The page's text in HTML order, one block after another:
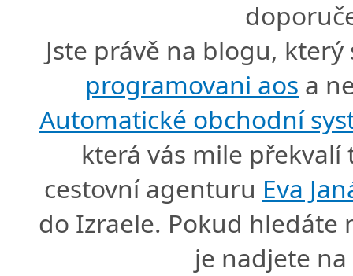
Jste právě na blogu,
programovani aos a
Automatické obchodní
která vás mile
cestovní agenturu Eva
do Izraele. Pokud hledáte
je nadjete